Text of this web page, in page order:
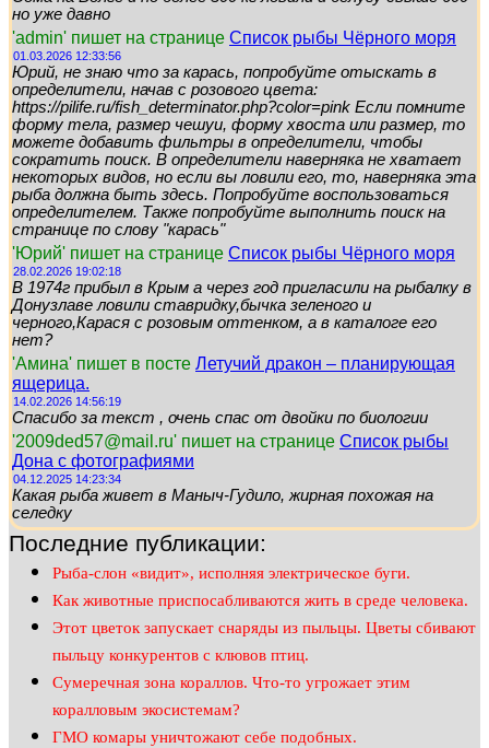
но уже давно
'admin' пишет на странице Список рыбы Чёрного моря
01.03.2026 12:33:56
Юрий, не знаю что за карась, попробуйте отыскать в
определители, начав с розового цвета:
https://pilife.ru/fish_determinator.php?color=pink Если помните
форму тела, размер чешуи, форму хвоста или размер, то
можете добавить фильтры в определители, чтобы
сократить поиск. В определители наверняка не хватает
некоторых видов, но если вы ловили его, то, наверняка эта
рыба должна быть здесь. Попробуйте воспользоваться
определителем. Также попробуйте выполнить поиск на
странице по слову "карась"
'Юрий' пишет на странице Список рыбы Чёрного моря
28.02.2026 19:02:18
В 1974г прибыл в Крым а через год пригласили на рыбалку в
Донузлаве ловили ставридку,бычка зеленого и
черного,Карася с розовым оттенком, а в каталоге его
нет?
'Амина' пишет в посте Летучий дракон – планирующая
ящерица.
14.02.2026 14:56:19
Спасибо за текст , очень спас от двойки по биологии
'2009ded57@mail.ru' пишет на странице Список рыбы
Дона с фотографиями
04.12.2025 14:23:34
Какая рыба живет в Маныч-Гудило, жирная похожая на
селедку
Последние публикации:
Рыба-слон «видит», исполняя электрическое буги.
Как животные приспосабливаются жить в среде человека.
Этот цветок запускает снаряды из пыльцы. Цветы сбивают
пыльцу конкурентов с клювов птиц.
Сумеречная зона кораллов. Что-то угрожает этим
коралловым экосистемам?
ГМО комары уничтожают себе подобных.